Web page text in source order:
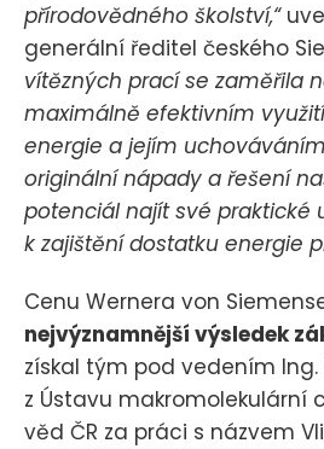
přírodovědného školství,“
generální ředitel českého
vítězných prací se zaměřila
maximálně efektivním
energie a jejím
originální nápady a řešení
potenciál najít své praktické
k zajištění dostatku energie
Cenu Wernera von
nejvýznamnější výsledek
získal tým pod vedením Ing.
z Ústavu makromolekulární
věd ČR za práci s názvem